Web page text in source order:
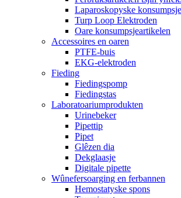
Laparoskopyske
Turp Loop Elektroden
Oare konsumpsjeartikelen
Accessoires en oaren
PTFE-buis
EKG-elektroden
Fieding
Fiedingspomp
Fiedingstas
Laboratoariumprodukten
Urinebeker
Pipettip
Pipet
Glêzen dia
Dekglaasje
Digitale pipette
Wûnefersoarging en ferbannen
Hemostatyske spons